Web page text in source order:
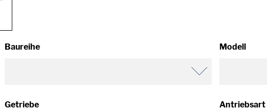
Baureihe Modell
Getriebe Antriebsart